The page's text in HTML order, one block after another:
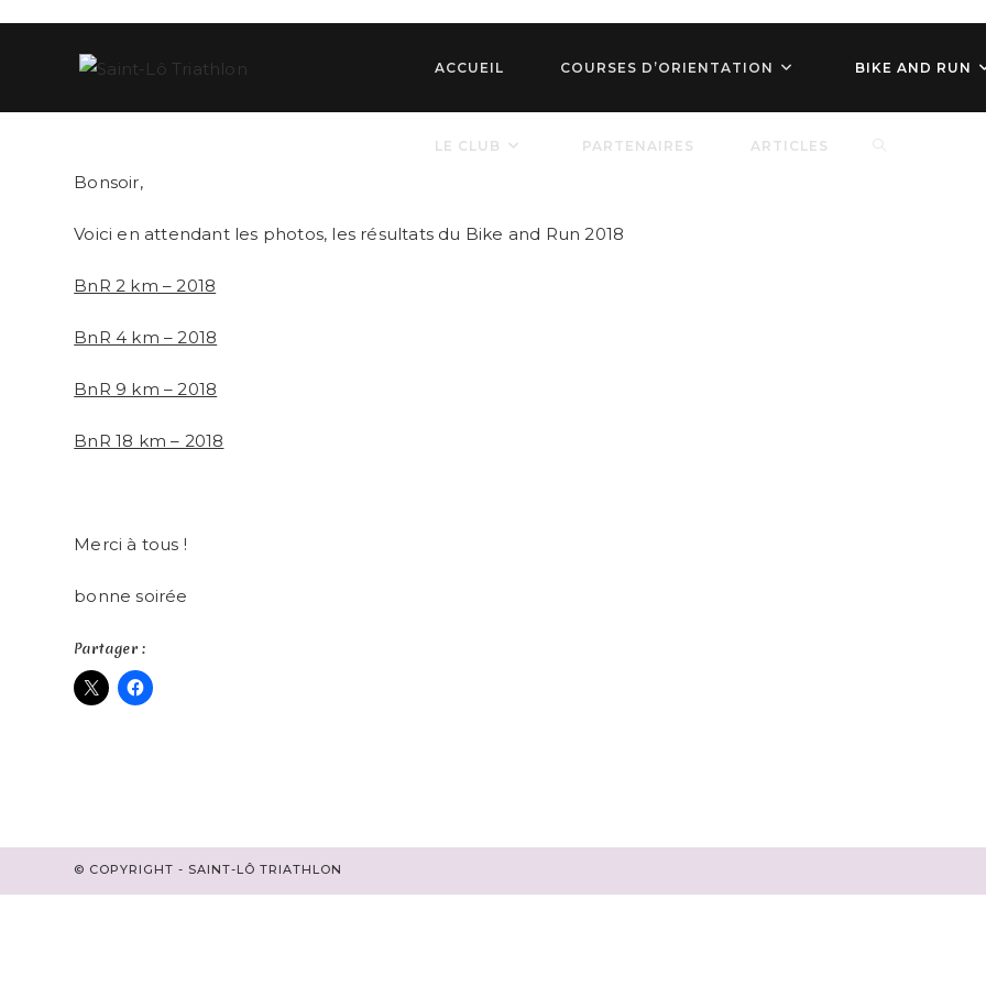
ACCUEIL COURSES D’ORIENTATION BIKE AND RUN
LE CLUB PARTENAIRES ARTICLES TOGGLE
Bonsoir,
Voici en attendant les photos, les résultats du Bike and Run 2018
BnR 2 km – 2018
BnR 4 km – 2018
BnR 9 km – 2018
BnR 18 km – 2018
Merci à tous !
bonne soirée
Partager :
© COPYRIGHT - SAINT-LÔ TRIATHLON